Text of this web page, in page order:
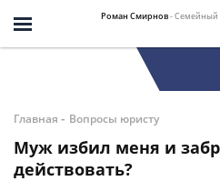
Роман Смирнов- Семейный
Главная - Вопросы юристу
Муж избил меня и
действовать?